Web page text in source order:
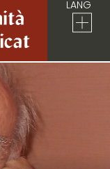
LANG